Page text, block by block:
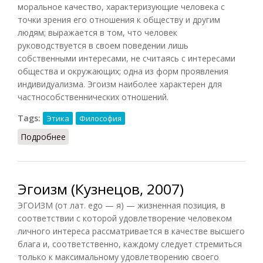
моральное качество, характеризующие человека с
точки зрения его отношения к обществу и другим
людям; выражается в том, что человек
руководствуется в своем поведении лишь
собственными интересами, не считаясь с интересами
общества и окружающих; одна из форм проявления
индивидуализма. Эгоизм наиболее характерен для
частнособственнических отношений.
Tags:
Этика Философия
Подробнее
Эгоизм (Кузнецов, 2007)
ЭГОИЗМ (от лат. ego — я) — жизненная позиция, в
соответствии с которой удовлетворение человеком
личного интереса рассматривается в качестве высшего
блага и, соответственно, каждому следует стремиться
только к максимальному удовлетворению своего